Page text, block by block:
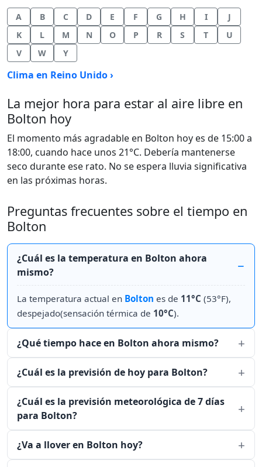
A B C D E F G H I
J
K
L M N O P R S T
U
V
W Y
Clima en Reino Unido ›
La mejor hora para estar al aire libre en
Bolton hoy
El momento más agradable en Bolton hoy es de 15:00 a
18:00, cuando hace unos 21°C. Debería mantenerse
seco durante ese rato. No se espera lluvia significativa
en las próximas horas.
Preguntas frecuentes sobre el tiempo en
Bolton
¿Cuál es la temperatura en Bolton ahora
mismo?
La temperatura actual en Bolton es de 11°C (53°F),
despejado(sensación térmica de 10°C).
¿Qué tiempo hace en Bolton ahora mismo?
¿Cuál es la previsión de hoy para Bolton?
¿Cuál es la previsión meteorológica de 7 días
para Bolton?
¿Va a llover en Bolton hoy?